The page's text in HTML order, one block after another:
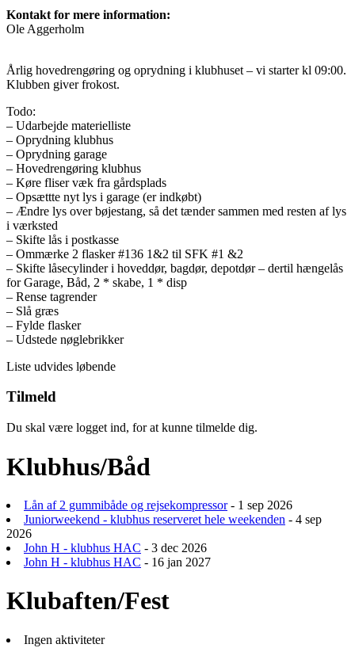
Kontakt for mere information:
Ole Aggerholm
Årlig hovedrengøring og oprydning i klubhuset – vi starter kl 09:00.
Klubben giver frokost.
Todo:
– Udarbejde materielliste
– Oprydning klubhus
– Oprydning garage
– Hovedrengøring klubhus
– Køre fliser væk fra gårdsplads
– Opsættte nyt lys i garage (er indkøbt)
– Ændre lys over bøjestang, så det tænder sammen med resten af lys
i værksted
– Skifte lås i postkasse
– Ommærke 2 flasker #136 1&2 til SFK #1 &2
– Skifte låsecylinder i hoveddør, bagdør, depotdør – dertil hængelås
for Garage, Båd, 2 * skabe, 1 * disp
– Rense tagrender
– Slå græs
– Fylde flasker
– Udstede nøglebrikker
Liste udvides løbende
Tilmeld
Du skal være logget ind, for at kunne tilmelde dig.
Klubhus/Båd
Lån af 2 gummibåde og rejsekompressor- 1 sep 2026
Juniorweekend - klubhus reserveret hele weekenden - 4 sep
2026
John H - klubhus HAC - 3 dec 2026
John H - klubhus HAC - 16 jan 2027
Klubaften/Fest
Ingen aktiviteter